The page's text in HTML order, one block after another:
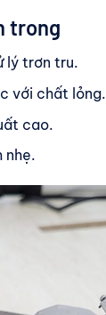
trong
lý trơn tru.
với chất lỏng.
cao.
nhẹ.